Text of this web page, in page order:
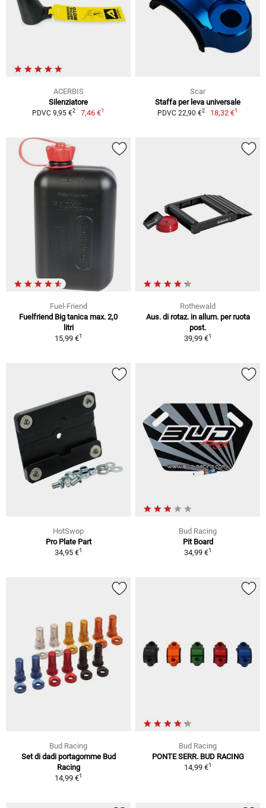
ACERBIS
Silenziatore
PDVC 9,95 €2 7,46 €1
Scar
Staffa per leva universale
PDVC 22,90 €2 18,32 €1
Fuel-Friend
Fuelfriend Big tanica max. 2,0
litri
15,99 €1
Rothewald
Aus. di rotaz. in allum. per ruota
post.
39,99 €1
HotSwop
Pro Plate Part
34,95 €1
Bud Racing
Pit Board
34,99 €1
Bud Racing
Set di dadi portagomme Bud
Racing
14,99 €1
Bud Racing
PONTE SERR. BUD RACING
14,99 €1